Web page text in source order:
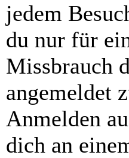
jedem
du nur für
Missbrauch
angemeldet
Anmelden
dich an